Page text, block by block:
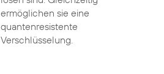
ermöglichen sie eine
quantenresistente
Verschlüsselung.